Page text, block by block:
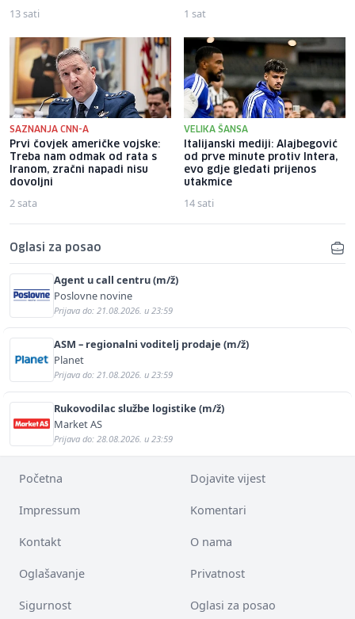
13 sati 1 sat
SAZNANJA CNN-A
Prvi čovjek američke vojske:
Treba nam odmak od rata s
Iranom, zračni napadi nisu
dovoljni
2 sata
VELIKA ŠANSA
Italijanski mediji: Alajbegović
od prve minute protiv Intera,
evo gdje gledati prijenos
utakmice
14 sati
Oglasi za posao
Agent u call centru (m/ž)
Poslovne novine
Prijava do: 21.08.2026. u 23:59
ASM – regionalni voditelj prodaje (m/ž)
Planet
Prijava do: 21.08.2026. u 23:59
Rukovodilac službe logistike (m/ž)
Market AS
Prijava do: 28.08.2026. u 23:59
Početna Dojavite vijest
Impressum Komentari
Kontakt O nama
Oglašavanje Privatnost
Sigurnost Oglasi za posao